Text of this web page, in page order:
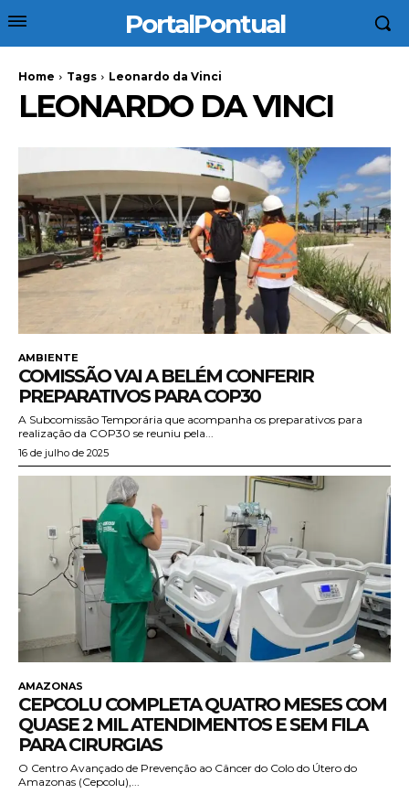
PortalPontual
Home Tags Leonardo da Vinci
LEONARDO DA VINCI
AMBIENTE
COMISSÃO VAI A BELÉM CONFERIR
PREPARATIVOS PARA COP30
A Subcomissão Temporária que acompanha os preparativos para
realização da COP30 se reuniu pela...
16 de julho de 2025
AMAZONAS
CEPCOLU COMPLETA QUATRO MESES COM
QUASE 2 MIL ATENDIMENTOS E SEM FILA
PARA CIRURGIAS
O Centro Avançado de Prevenção ao Câncer do Colo do Útero do
Amazonas (Cepcolu),...